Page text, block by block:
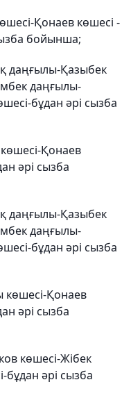
Қонаев көшесі -
бойынша;
даңғылы-Қазыбек
даңғылы-
бұдан әрі сызба
Қонаев
әрі сызба
даңғылы-Қазыбек
даңғылы-
бұдан әрі сызба
көшесі-Қонаев
әрі сызба
көшесі-Жібек
әрі сызба